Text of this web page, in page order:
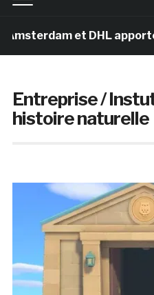
et DHL apportent
Entreprise /
histoire naturelle